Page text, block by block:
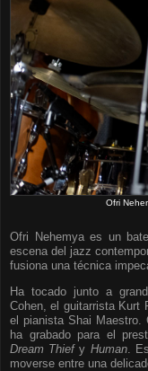
Ofri
Ofri Nehemya es un
escena del jazz
fusiona una técnica
Ha tocado junto a
Cohen, el guitarrista Kurt
el pianista Shai Maestro.
ha grabado para el
Dream Thiefy Human.
moverse entre una